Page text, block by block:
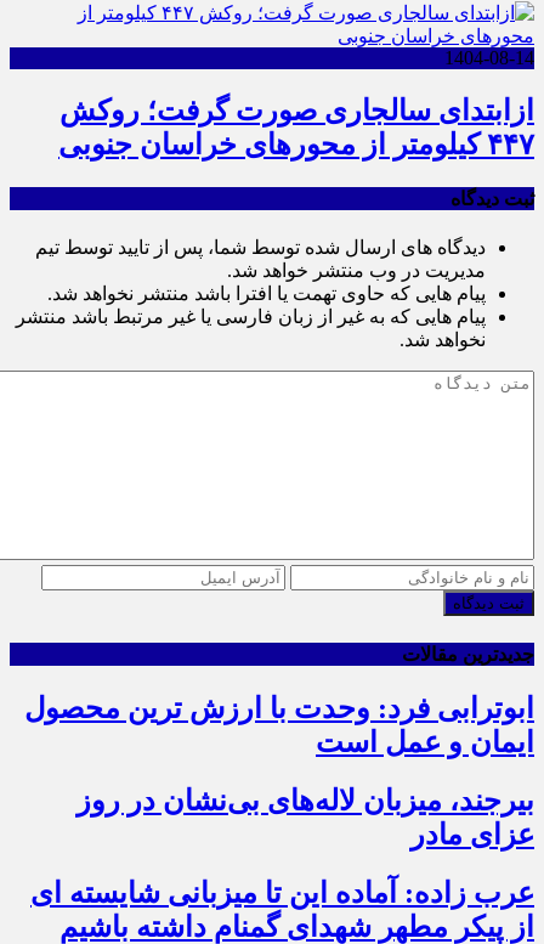
1404-08-14
ازابتدای سالجاری صورت گرفت؛ روکش
۴۴۷ کیلومتر از محورهای خراسان جنوبی
ثبت دیدگاه
دیدگاه های ارسال شده توسط شما، پس از تایید توسط تیم
مدیریت در وب منتشر خواهد شد.
پیام هایی که حاوی تهمت یا افترا باشد منتشر نخواهد شد.
پیام هایی که به غیر از زبان فارسی یا غیر مرتبط باشد منتشر
نخواهد شد.
ثبت دیدگاه
جدیدترین مقالات
ابوترابی فرد: وحدت با ارزش ترین محصول
ایمان و عمل است
بیرجند، میزبان لاله‌های بی‌نشان در روز
عزای مادر
عرب زاده: آماده این تا میزبانی شایسته ای
از پیکر مطهر شهدای گمنام داشته باشیم